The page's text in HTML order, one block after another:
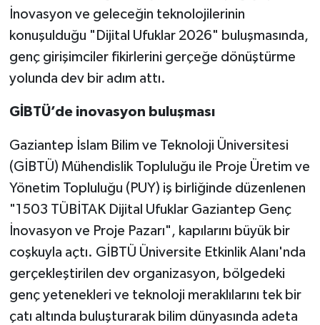
İnovasyon ve geleceğin teknolojilerinin
konuşulduğu "Dijital Ufuklar 2026" buluşmasında,
genç girişimciler fikirlerini gerçeğe dönüştürme
yolunda dev bir adım attı.
GİBTÜ’de inovasyon buluşması
Gaziantep İslam Bilim ve Teknoloji Üniversitesi
(GİBTÜ) Mühendislik Topluluğu ile Proje Üretim ve
Yönetim Topluluğu (PUY) iş birliğinde düzenlenen
"1503 TÜBİTAK Dijital Ufuklar Gaziantep Genç
İnovasyon ve Proje Pazarı", kapılarını büyük bir
coşkuyla açtı. GİBTÜ Üniversite Etkinlik Alanı'nda
gerçekleştirilen dev organizasyon, bölgedeki
genç yetenekleri ve teknoloji meraklılarını tek bir
çatı altında buluşturarak bilim dünyasında adeta
Video Haber
Yaşam
Yeme-İçme
Yemek